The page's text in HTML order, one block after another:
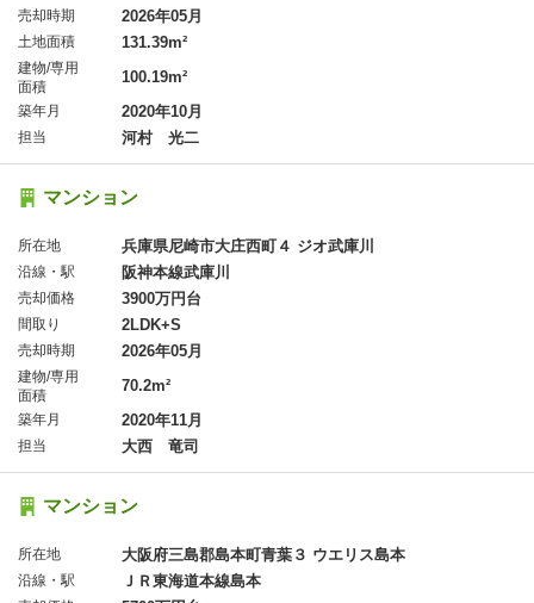
売却時期 2026年05月
土地面積 131.39m²
建物/専用
面積
100.19m²
築年月 2020年10月
担当 河村 光二
マンション
所在地 兵庫県尼崎市大庄西町４ ジオ武庫川
沿線・駅 阪神本線武庫川
売却価格 3900万円台
間取り 2LDK+S
売却時期 2026年05月
建物/専用
面積
70.2m²
築年月 2020年11月
担当 大西 竜司
マンション
所在地 大阪府三島郡島本町青葉３ ウエリス島本
沿線・駅 ＪＲ東海道本線島本